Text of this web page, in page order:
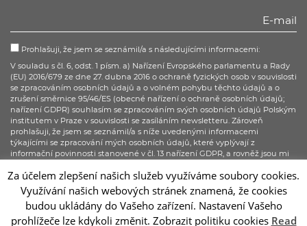
Prohlašuji, že jsem se seznámil/a s následujícími informacemi:
V souladu s čl. 6, odst. 1 písm. a) Nařízení Evropského parlamentu a Rady
(EU) 2016/679 ze dne 27. dubna 2016 o ochraně fyzických osob v souvislosti
se zpracováním osobních údajů a o volném pohybu těchto údajů a o
zrušení směrnice 95/46/ES (obecné nařízení o ochraně osobních údajů;
nařízení GDPR) souhlasím se zpracováním svých osobních údajů Polským
institutem v Praze v souvislosti se zasíláním newsletteru. Zároveň
prohlašuji, že jsem se seznámil/a s níže uvedenými informacemi
týkajícími se zpracování mých osobních údajů, které vyplývají z
informační povinnosti stanovené v čl. 13 nařízení GDPR, a rovněž jsou mi
Přihlásit se
Za účelem zlepšení našich služeb využíváme soubory cookies.
Využívání našich webových stránek znamená, že cookies
budou ukládány do Vašeho zařízení. Nastavení Vašeho
prohlížeče lze kdykoli změnit. Zobrazit politiku cookies Read